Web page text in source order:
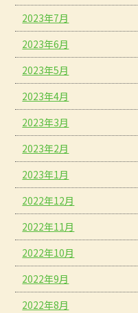
2023年7月
2023年6月
2023年5月
2023年4月
2023年3月
2023年2月
2023年1月
2022年12月
2022年11月
2022年10月
2022年9月
2022年8月